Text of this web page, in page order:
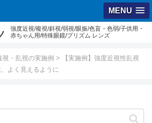
MENU
強度近視/複視/斜視/弱視/眼振/色盲・色弱/子供用・
赤ちゃん用/特殊眼鏡/プリズム レンズ
・乱視の実施例 >
【実施例】強度近視性乱視
よく見えるように